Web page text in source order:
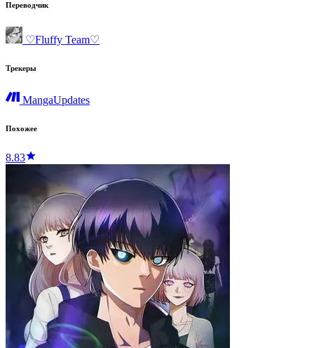
Переводчик
♡Fluffy Team♡
Трекеры
MangaUpdates
Похожее
8.83